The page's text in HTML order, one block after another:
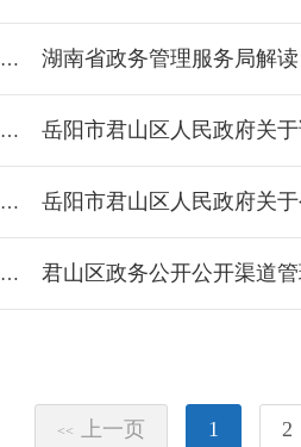
43060018112/2022-2008414
43060018112/2022-1999076 岳阳市君山区人民政府关
43060018112/2022-1999069
43060018112/2022-2003815 君山区政务公开公开渠道
<< 上一页 1 2